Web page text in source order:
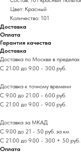
Цвет: Красный
Количество: 101
Доставка
Оплата
Гарантия качества
Доставка
Доставка по Москве в
С 21.00 до 9.00 - 300 руб.
Доставка к точному времени
С 9.00 до 21.00 - 600 руб.
С 21.00 до 9.00 - 900 руб.
Доставка за МКАД
С 9.00 до 21 - 50 руб. за км
С 21.00 до 9.00 - 300 + 50 руб.
Оплата